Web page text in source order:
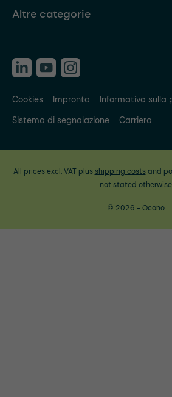
Altre categorie
Cookies Impronta
Informativa sulla
Sistema di segnalazione
Carriera
All prices excl. VAT plus shipping costsand
not stated
© 2026 - Ocono